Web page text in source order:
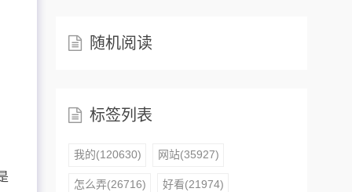
随机阅读
标签列表
我的(120630) 网站(35927)
怎么弄(26716) 好看(21974)